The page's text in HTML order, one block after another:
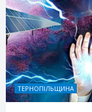
ТЕРНОПІЛЬЩИНА